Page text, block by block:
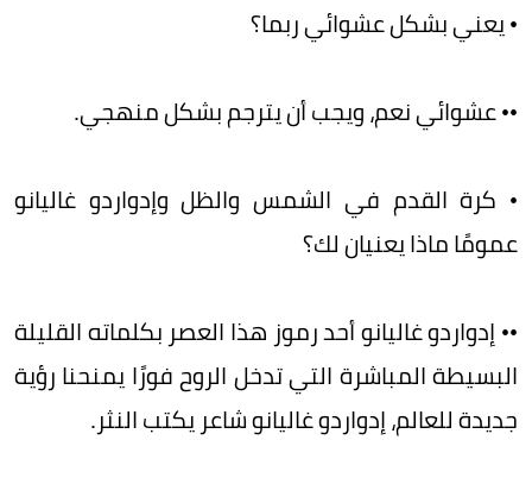
• يعني بشكل عشوائي ربما؟
•• عشوائي نعم، ويجب أن يترجم بشكل منهجي.
• كرة القدم في الشمس والظل وإدواردو غاليانو
عمومًا ماذا يعنيان لك؟
•• إدواردو غاليانو أحد رموز هذا العصر بكلماته القليلة
البسيطة المباشرة التي تدخل الروح فورًا يمنحنا رؤية
جديدة للعالم، إدواردو غاليانو شاعر يكتب النثر.